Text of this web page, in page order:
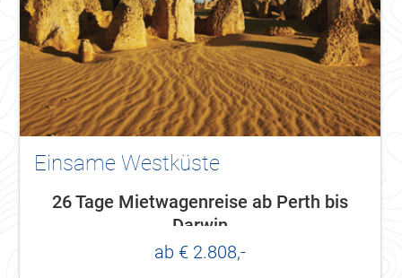
Einsame Westküste
26 Tage Mietwagenreise ab Perth bis
Darwin
ab € 2.808,-